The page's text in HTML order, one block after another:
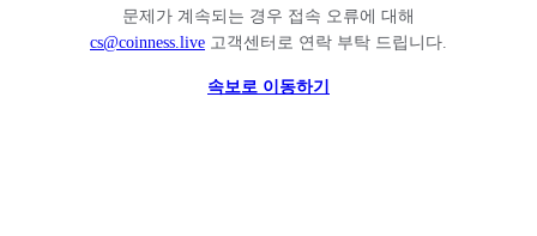
문제가 계속되는 경우 접속 오류에 대해
cs@coinness.live 고객센터로 연락 부탁 드립니다.
속보로 이동하기